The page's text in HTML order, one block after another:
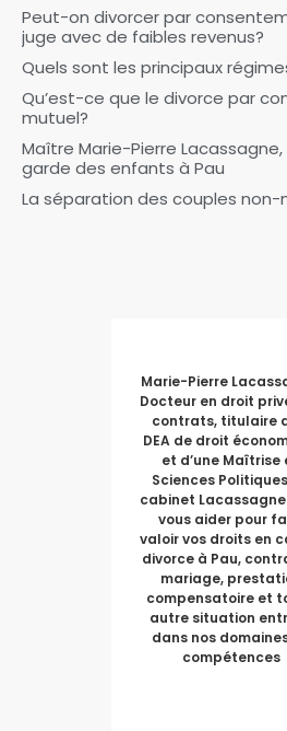
Peut-on divorcer par
juge avec de faibles revenus?
Quels sont les principaux
Qu’est-ce que le divorce par
mutuel?
Maître Marie-Pierre
garde des enfants à Pau
La séparation des couples non-
Marie-Pierre
Docteur en droit
contrats, titulaire
DEA de droit
et d’une Maîtrise
Sciences
cabinet
vous aider pour
valoir vos droits en
divorce à Pau,
mariage,
compensatoire et
autre situation
dans nos
compétences